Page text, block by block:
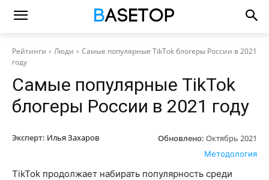
Рейтинги Люди
Самые популярные TikTok блогеры России в 2021
году
Самые популярные TikTok
блогеры России в 2021 году
Эксперт: Илья Захаров Обновлено: Октябрь 2021
Методология
TikTok продолжает набирать популярность среди